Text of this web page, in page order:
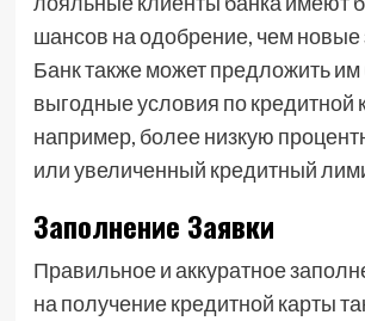
шансов на одобрение, чем новые
Банк также может предложить
выгодные условия по кредитной
например, более низкую
или увеличенный кредитный
Заполнение Заявки
Правильное и аккуратное
на получение кредитной карты